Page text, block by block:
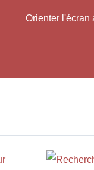
Orienter l'écran